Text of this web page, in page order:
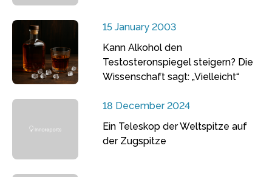
15 January 2003
Kann Alkohol den
Testosteronspiegel steigern? Die
Wissenschaft sagt: „Vielleicht“
18 December 2024
Ein Teleskop der Weltspitze auf
der Zugspitze